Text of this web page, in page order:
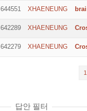
644551 XHAENEUNG
642289 XHAENEUNG
642279 XHAENEUNG
1
답안 필터